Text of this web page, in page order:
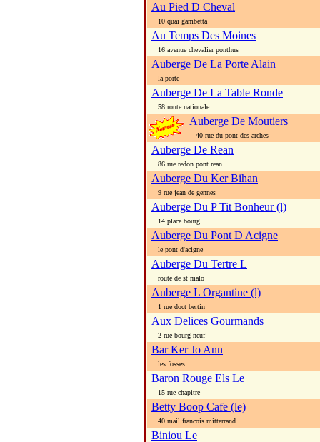
Au Pied D Cheval
10 quai gambetta
Au Temps Des Moines
16 avenue chevalier ponthus
Auberge De La Porte Alain
la porte
Auberge De La Table Ronde
58 route nationale
Auberge De Moutiers
40 rue du pont des arches
Auberge De Rean
86 rue redon pont rean
Auberge Du Ker Bihan
9 rue jean de gennes
Auberge Du P Tit Bonheur (l)
14 place bourg
Auberge Du Pont D Acigne
le pont d'acigne
Auberge Du Tertre L
route de st malo
Auberge L Organtine (l)
1 rue doct bertin
Aux Delices Gourmands
2 rue bourg neuf
Bar Ker Jo Ann
les fosses
Baron Rouge Els Le
15 rue chapitre
Betty Boop Cafe (le)
40 mail francois mitterrand
Biniou Le